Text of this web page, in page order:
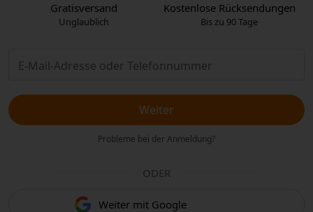
Gratisversand
Unglaublich
Kostenlose Rücksendungen
Bis zu 90 Tage
Weiter
Probleme bei der Anmeldung?
ODER
Weiter mit Google